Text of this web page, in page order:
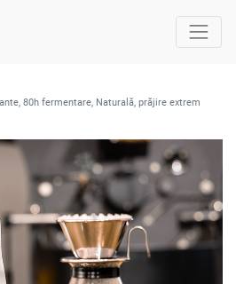
80h fermentare, Naturală, prăjire extrem